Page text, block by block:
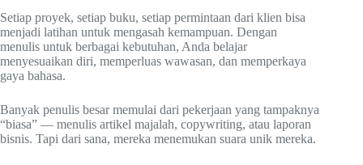
Setiap proyek, setiap buku, setiap permintaan dari klien bisa
menjadi latihan untuk mengasah kemampuan. Dengan
menulis untuk berbagai kebutuhan, Anda belajar
menyesuaikan diri, memperluas wawasan, dan memperkaya
gaya bahasa.
Banyak penulis besar memulai dari pekerjaan yang tampaknya
“biasa” — menulis artikel majalah, copywriting, atau laporan
bisnis. Tapi dari sana, mereka menemukan suara unik mereka.